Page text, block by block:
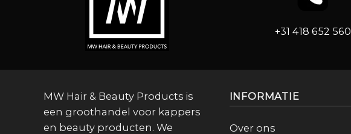
+31 418 652 560
MW Hair & Beauty Products is
een groothandel voor kappers
en beauty producten. We
INFORMATIE
Over ons